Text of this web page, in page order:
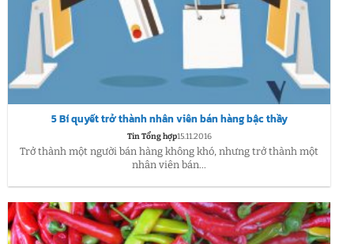
5 Bí quyết trở thành nhân viên bán hàng bậc thầy
Tin Tổng hợp15.11.2016
Trở thành một người bán hàng không khó, nhưng trở thành một
nhân viên bán...